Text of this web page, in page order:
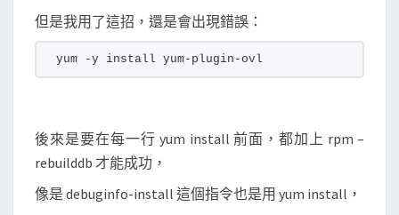
訊
但是我用了這招，還是會出現錯誤：
yum -y install yum-plugin-ovl
後來是要在每一行 yum install 前面，都加上 rpm –
rebuilddb 才能成功，
像是 debuginfo-install 這個指令也是用 yum install，